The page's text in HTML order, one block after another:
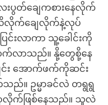
တ်ချေကစားနေလိုက်
လိုက်ချေလိုက်နဲ့လုပ်
င်းလာကာ သူ့ခေါင်းကို
က်လာသည်။ နို့တွေစို့နေ
င်း အောက်ဖက်ကိုဆင်း
ည်။ ဥမ္မာခင်လဲ တရွရွ
စုလိုက်ဖြစ်နေသည်။ သူလဲ